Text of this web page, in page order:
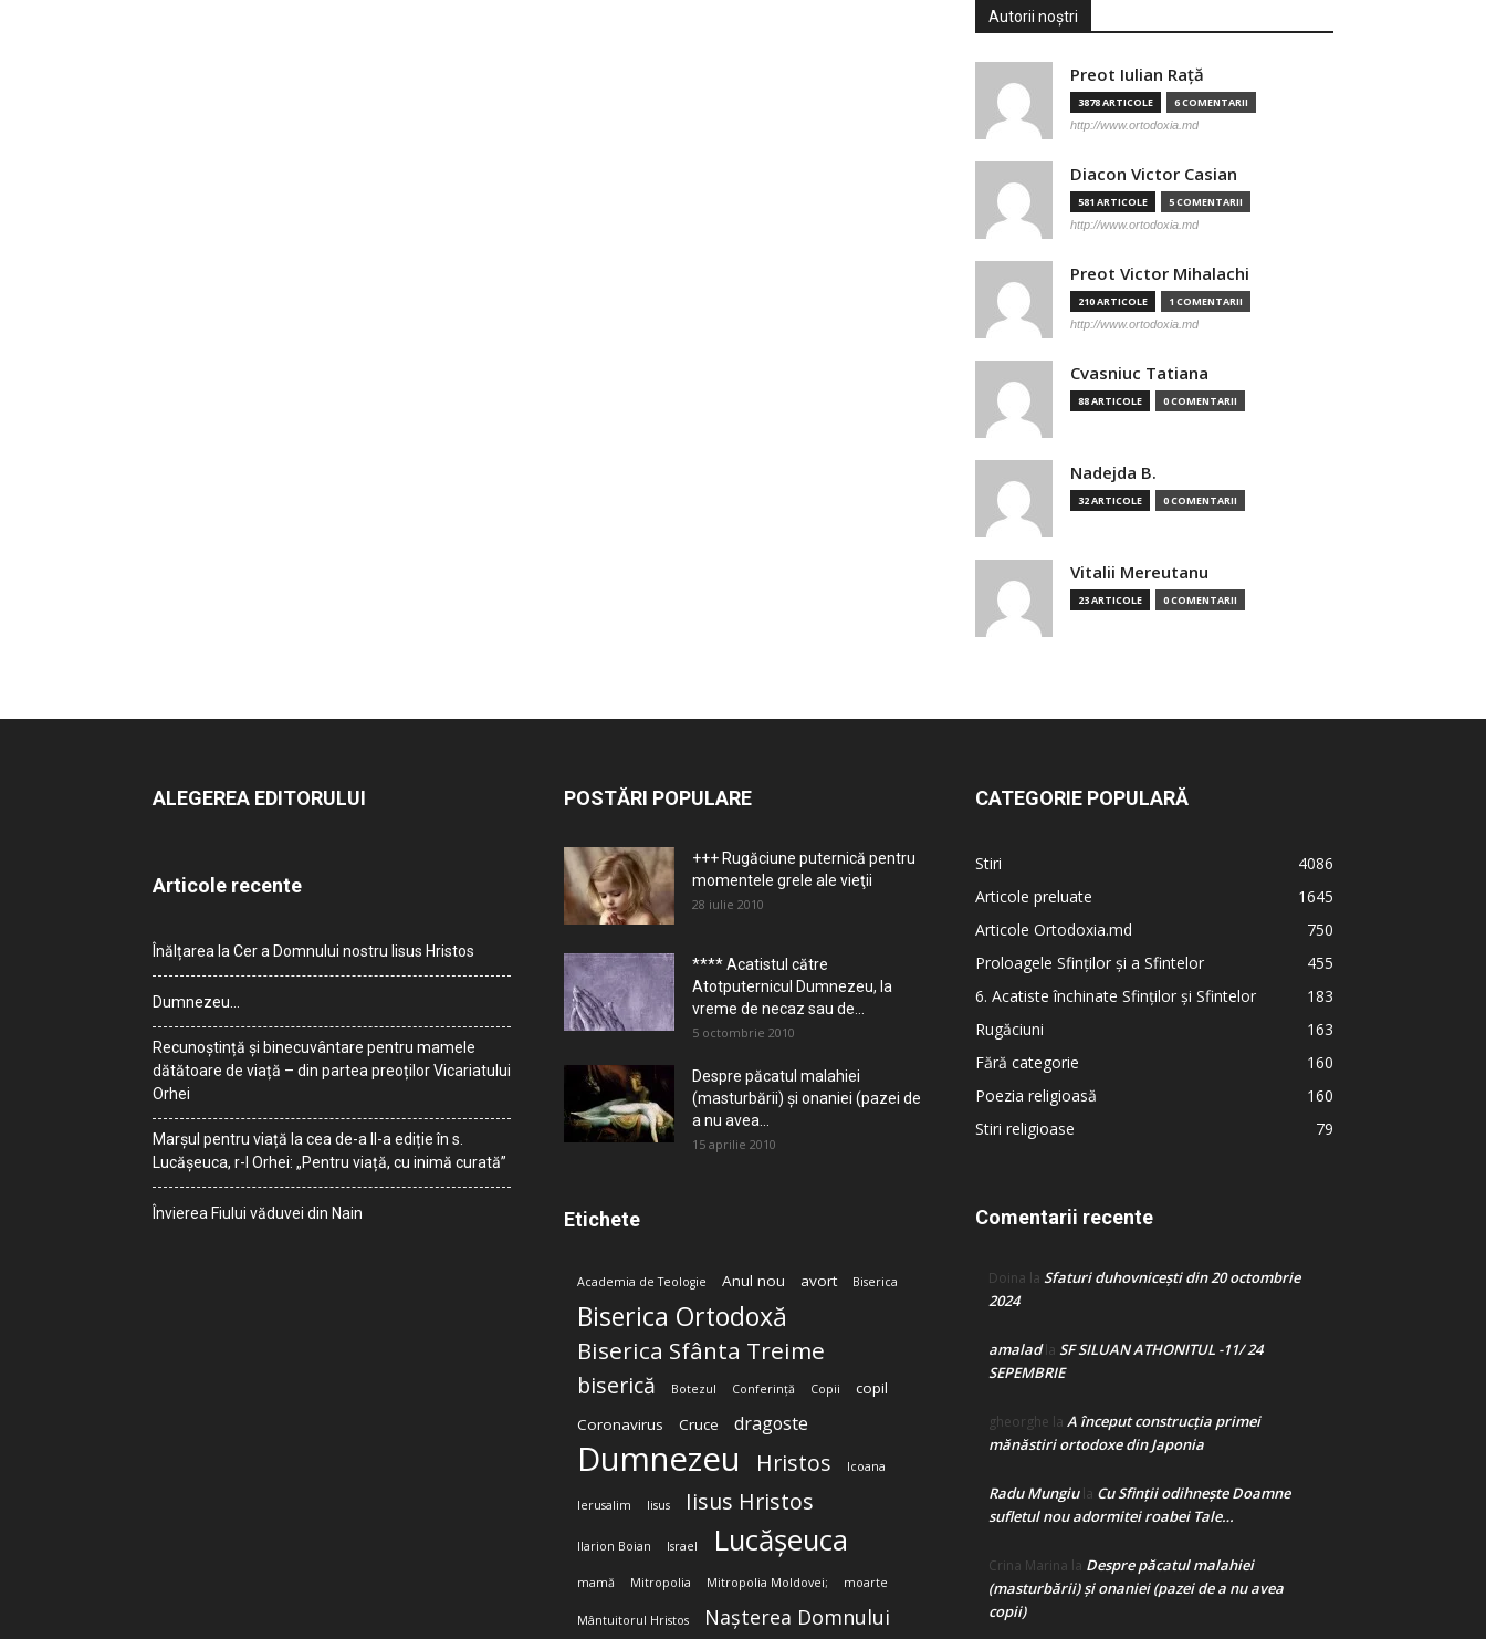
Autorii noștri
Preot Iulian Raţă
3878 ARTICOLE 6 COMENTARII
http://www.ortodoxia.md
Diacon Victor Casian
581 ARTICOLE 5 COMENTARII
http://www.ortodoxia.md
Preot Victor Mihalachi
210 ARTICOLE 1 COMENTARII
http://www.ortodoxia.md
Cvasniuc Tatiana
88 ARTICOLE 0 COMENTARII
Nadejda B.
32 ARTICOLE 0 COMENTARII
Vitalii Mereutanu
23 ARTICOLE 0 COMENTARII
ALEGEREA EDITORULUI
Articole recente
Înălțarea la Cer a Domnului nostru Iisus Hristos
Dumnezeu…
Recunoștință și binecuvântare pentru mamele
dătătoare de viață – din partea preoților Vicariatului
Orhei
Marșul pentru viață la cea de-a II-a ediție în s.
Lucășeuca, r-l Orhei: „Pentru viață, cu inimă curată”
Învierea Fiului văduvei din Nain
POSTĂRI POPULARE
+++ Rugăciune puternică pentru
momentele grele ale vieţii
28 iulie 2010
**** Acatistul către
Atotputernicul Dumnezeu, la
vreme de necaz sau de...
5 octombrie 2010
Despre păcatul malahiei
(masturbării) şi onaniei (pazei de
a nu avea...
15 aprilie 2010
Etichete
Academia de Teologie Anul nou avort Biserica
Biserica Ortodoxă
Biserica Sfânta Treime
biserică Botezul Conferință Copii
copil
Coronavirus
Cruce dragoste
Dumnezeu Hristos Icoana
Ierusalim Iisus Iisus Hristos
Ilarion Boian Israel Lucășeuca
mamă Mitropolia Mitropolia Moldovei; moarte
Mântuitorul Hristos Nașterea Domnului
CATEGORIE POPULARĂ
Stiri
4086
Articole preluate
1645
Articole Ortodoxia.md
750
Proloagele Sfinților și a Sfintelor
455
6. Acatiste închinate Sfinților și Sfintelor
183
Rugăciuni
163
Fără categorie
160
Poezia religioasă
160
Stiri religioase
79
Comentarii recente
Doina la Sfaturi duhovnicești din 20 octombrie
2024
amaladla SF SILUAN ATHONITUL -11/ 24
SEPEMBRIE
gheorghe la A început construcţia primei
mănăstiri ortodoxe din Japonia
Radu Mungiula Cu Sfinții odihnește Doamne
sufletul nou adormitei roabei Tale…
Crina Marina la Despre păcatul malahiei
(masturbării) şi onaniei (pazei de a nu avea
copii)